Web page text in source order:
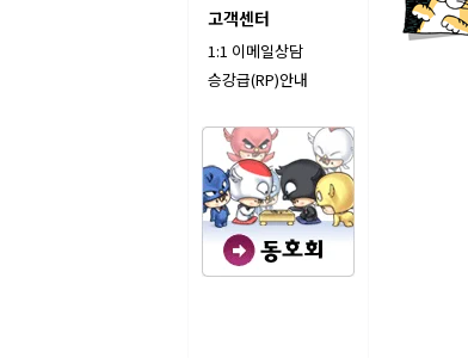
고객센터
1:1 이메일상담
승강급(RP)안내